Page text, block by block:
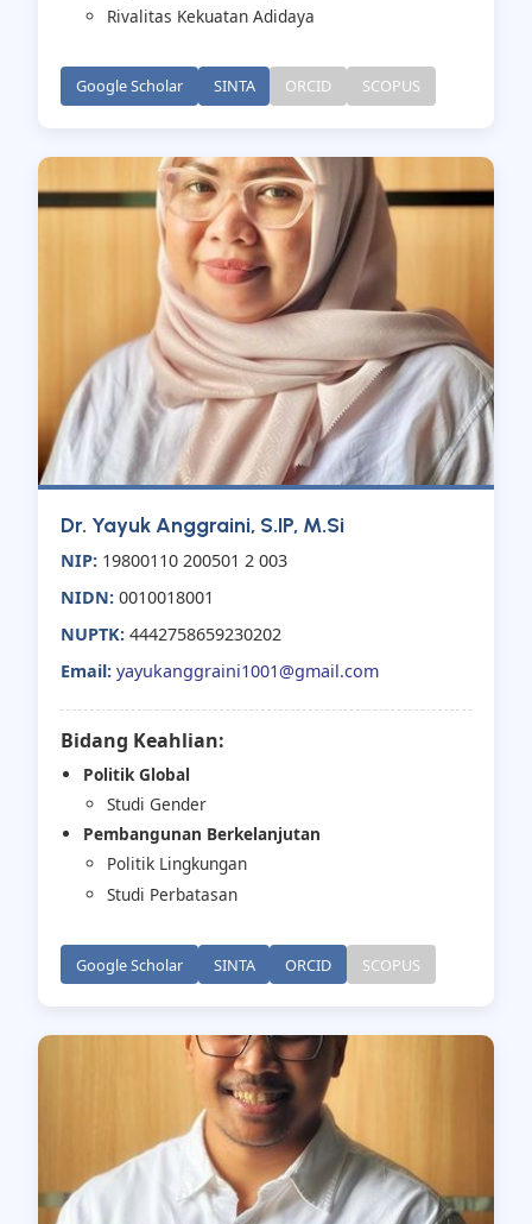
Rivalitas Kekuatan Adidaya
Google Scholar SINTA ORCID SCOPUS
Dr. Yayuk Anggraini, S.IP, M.Si
NIP: 19800110 200501 2 003
NIDN: 0010018001
NUPTK: 4442758659230202
Email: yayukanggraini1001@gmail.com
Bidang Keahlian:
Politik Global
Studi Gender
Pembangunan Berkelanjutan
Politik Lingkungan
Studi Perbatasan
Google Scholar SINTA ORCID SCOPUS